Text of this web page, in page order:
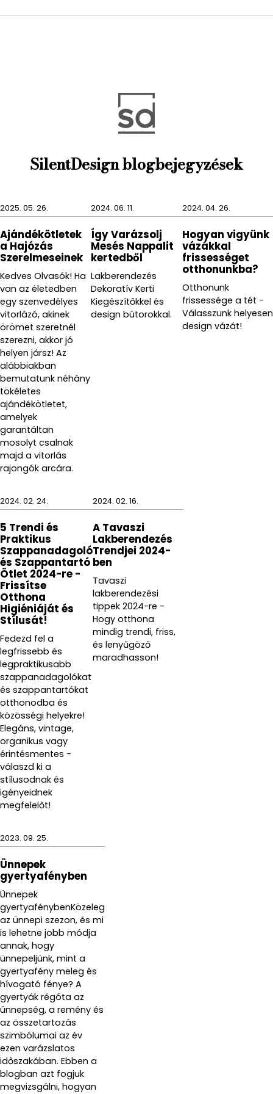
SilentDesign blogbejegyzések
2025. 05. 26.
Ajándékötletek
a Hajózás
Szerelmeseinek
Kedves Olvasók! Ha
van az életedben
egy szenvedélyes
vitorlázó, akinek
örömet szeretnél
szerezni, akkor jó
helyen jársz! Az
alábbiakban
bemutatunk néhány
tökéletes
ajándékötletet,
amelyek
garantáltan
mosolyt csalnak
majd a vitorlás
rajongók arcára.
2024. 06. 11.
Így Varázsolj
Mesés Nappalit
kertedből
Lakberendezés
Dekoratív Kerti
Kiegészítőkkel és
design bútorokkal.
2024. 04. 26.
Hogyan vigyünk
vázákkal
frissességet
otthonunkba?
Otthonunk
frissessége a tét -
Válasszunk helyesen
design vázát!
2024. 02. 24.
5 Trendi és
Praktikus
Szappanadagoló
és Szappantartó
Ötlet 2024-re -
Frissítse
Otthona
Higiéniáját és
Stílusát!
Fedezd fel a
legfrissebb és
legpraktikusabb
szappanadagolókat
és szappantartókat
otthonodba és
közösségi helyekre!
Elegáns, vintage,
organikus vagy
érintésmentes -
válaszd ki a
stílusodnak és
igényeidnek
megfelelőt!
2024. 02. 16.
A Tavaszi
Lakberendezés
Trendjei 2024-
ben
Tavaszi
lakberendezési
tippek 2024-re -
Hogy otthona
mindig trendi, friss,
és lenyűgöző
maradhasson!
2023. 09. 25.
Ünnepek
gyertyafényben
Ünnepek
gyertyafénybenKözeleg
az ünnepi szezon, és mi
is lehetne jobb módja
annak, hogy
ünnepeljünk, mint a
gyertyafény meleg és
hívogató fénye? A
gyertyák régóta az
ünnepség, a remény és
az összetartozás
szimbólumai az év
ezen varázslatos
időszakában. Ebben a
blogban azt fogjuk
megvizsgálni, hogyan